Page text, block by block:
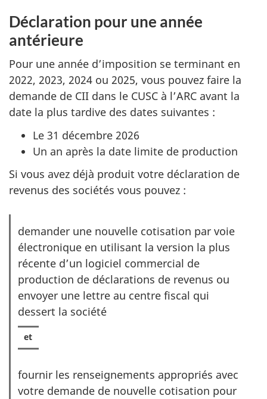
n
u
n
n
o
v
e
l
o
l
e
t
)
Déclaration pour une année
antérieure
Pour une année d’imposition se terminant en
2022, 2023, 2024 ou 2025, vous pouvez faire la
demande de CII dans le CUSC à l’ARC avant la
date la plus tardive des dates suivantes :
Le 31 décembre 2026
Un an après la date limite de production
Si vous avez déjà produit votre déclaration de
revenus des sociétés vous pouvez :
demander une nouvelle cotisation par voie
électronique en utilisant la version la plus
récente d’un logiciel commercial de
production de déclarations de revenus ou
envoyer une lettre au centre fiscal qui
dessert la société
fournir les renseignements appropriés avec
votre demande de nouvelle cotisation pour